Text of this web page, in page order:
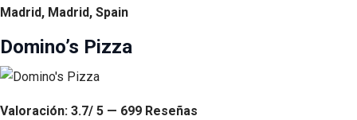
Madrid, Madrid, Spain
Domino’s Pizza
Valoración: 3.7/ 5 — 699 Reseñas